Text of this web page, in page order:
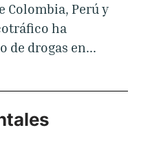
Colombia, Perú y
ha
de drogas en...